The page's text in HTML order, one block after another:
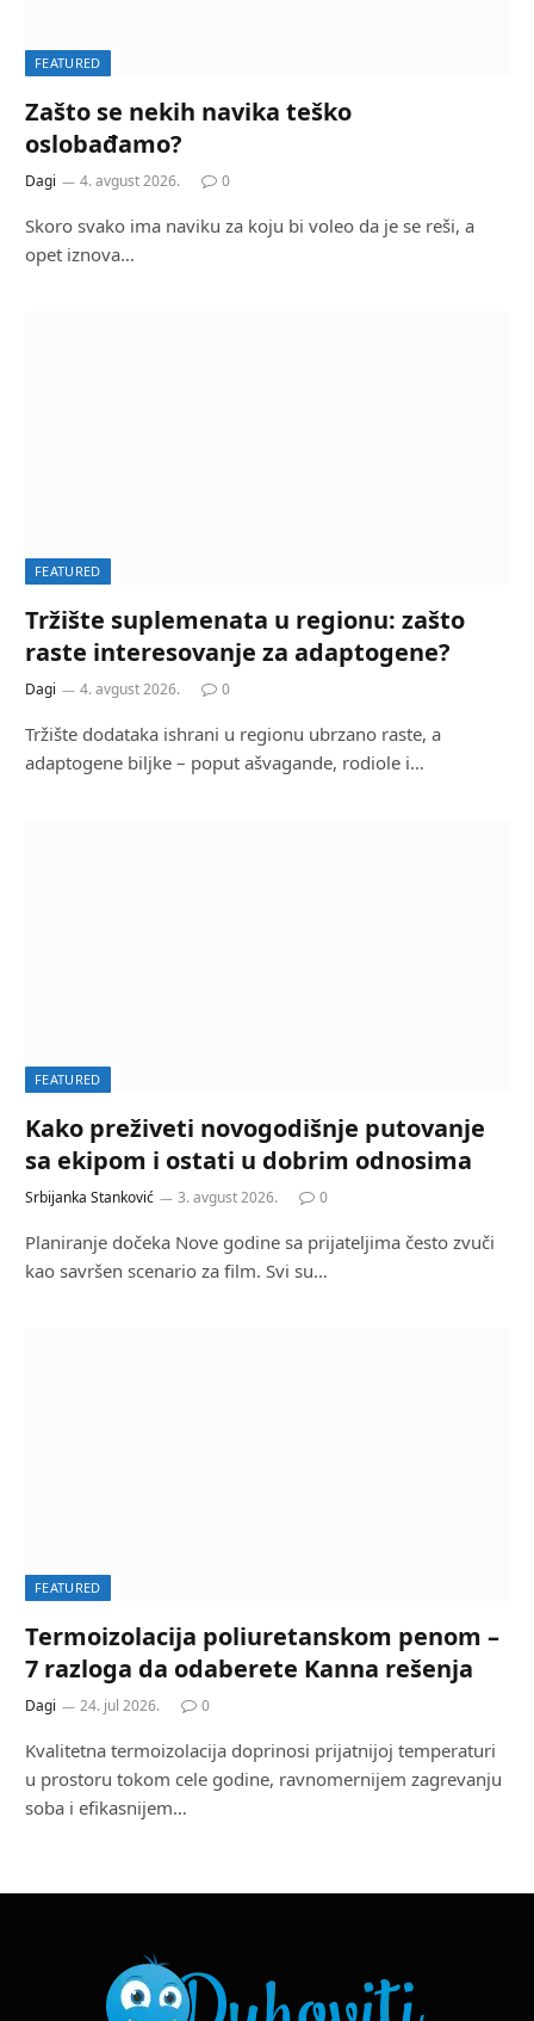
FEATURED
Zašto se nekih navika teško
oslobađamo?
Dagi 4. avgust 2026. 0
Skoro svako ima naviku za koju bi voleo da je se reši, a
opet iznova…
FEATURED
Tržište suplemenata u regionu: zašto
raste interesovanje za adaptogene?
Dagi 4. avgust 2026. 0
Tržište dodataka ishrani u regionu ubrzano raste, a
adaptogene biljke – poput ašvagande, rodiole i…
FEATURED
Kako preživeti novogodišnje putovanje
sa ekipom i ostati u dobrim odnosima
Srbijanka Stanković 3. avgust 2026. 0
Planiranje dočeka Nove godine sa prijateljima često zvuči
kao savršen scenario za film. Svi su…
FEATURED
Termoizolacija poliuretanskom penom –
7 razloga da odaberete Kanna rešenja
Dagi 24. jul 2026. 0
Kvalitetna termoizolacija doprinosi prijatnijoj temperaturi
u prostoru tokom cele godine, ravnomernijem zagrevanju
soba i efikasnijem…